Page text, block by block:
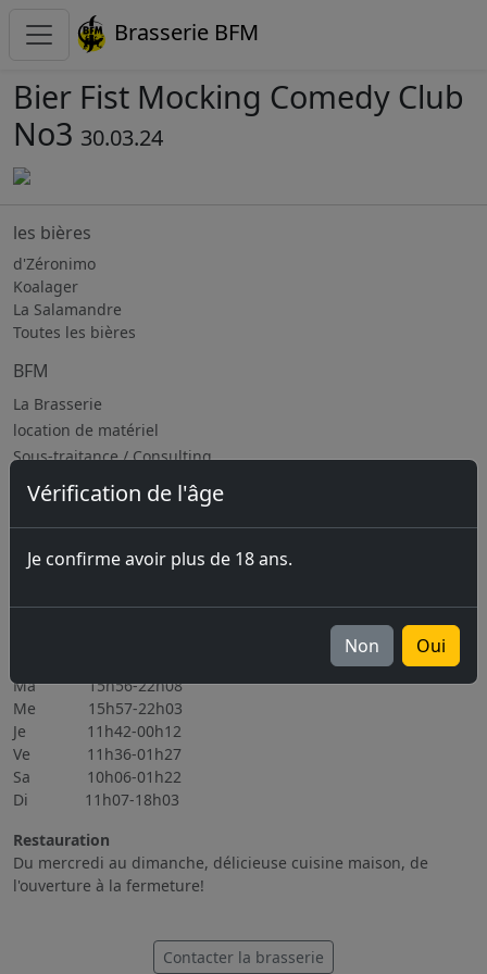
Brasserie BFM
Vérification de l'âge
Je confirme avoir plus de 18 ans.
Non Oui
Bier Fist Mocking Comedy Club
No3 30.03.24
les bières
d'Zéronimo
Koalager
La Salamandre
Toutes les bières
BFM
La Brasserie
location de matériel
Sous-traitance / Consulting
Jobs
Prochains évènements
06.11.2026 Brassin Public 6-7.11.2026
Heures d'ouverture
Ma 15h56-22h08
Me 15h57-22h03
Je 11h42-00h12
Ve 11h36-01h27
Sa 10h06-01h22
Di 11h07-18h03
Restauration
Du mercredi au dimanche, délicieuse cuisine maison, de
l'ouverture à la fermeture!
Contacter la brasserie